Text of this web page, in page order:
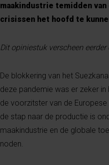
maakindustrie temidden
crisissen het hoofd te
Dit opiniestuk verscheen eerder
De blokkering van het
deze pandemie was er zeker
de voorzitster van de
de stap naar de productie is
maakindustrie en de globale
noden.